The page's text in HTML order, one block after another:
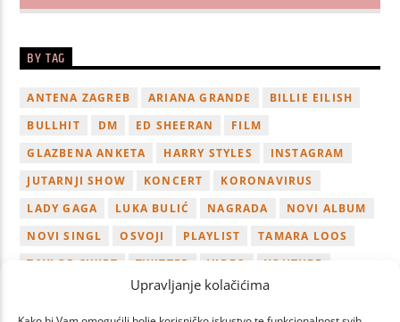
Upravljanje kolačićima
BY TAG
ANTENA ZAGREB ARIANA GRANDE
BILLIE EILISH
BULLHIT
DM ED SHEERAN
FILM
GLAZBENA ANKETA
HARRY STYLES
INSTAGRAM
JUTARNJI SHOW
KONCERT
KORONAVIRUS
LADY GAGA
LUKA BULIĆ NAGRADA
NOVI ALBUM
NOVI SINGL
OSVOJI PLAYLIST
TAMARA LOOS
TAYLOR SWIFT
TWITTER VIDEO
YOUTUBE